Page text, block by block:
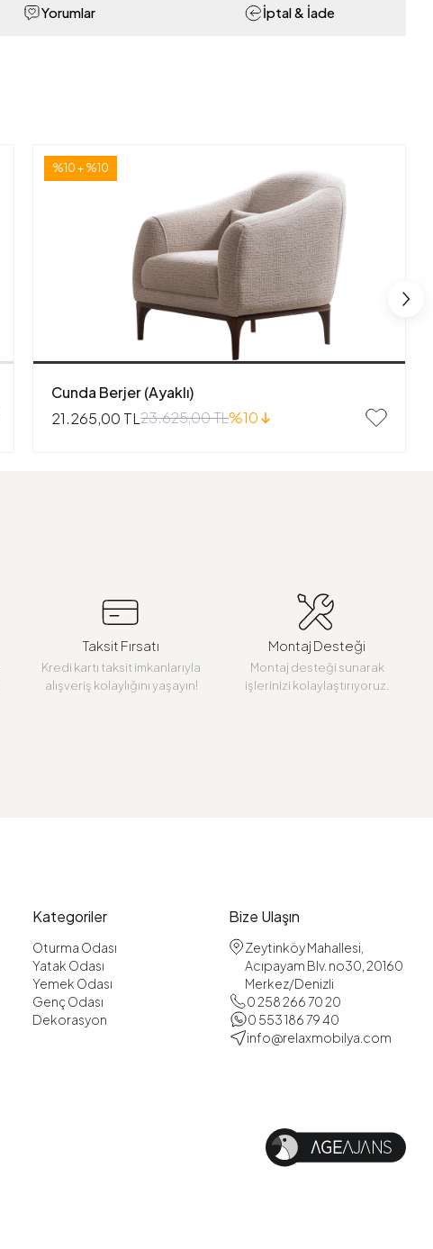
Yorumlar İptal & İade
%10 + %10
Cunda Berjer (Ayaklı)
21.265,00 TL23.625,00 TL%10
Taksit Fırsatı
Kredi kartı taksit imkanlarıyla
alışveriş kolaylığını yaşayın!
Montaj Desteği
Montaj desteği sunarak
işlerinizi kolaylaştırıyoruz.
Kategoriler
Oturma Odası
Yatak Odası
Yemek Odası
Genç Odası
Dekorasyon
Bize Ulaşın
Zeytinköy Mahallesi,
Acıpayam Blv. no30, 20160
Merkez/Denizli
0 258 266 70 20
0 553 186 79 40
info@relaxmobilya.com